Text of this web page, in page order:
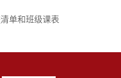
单和班级课表